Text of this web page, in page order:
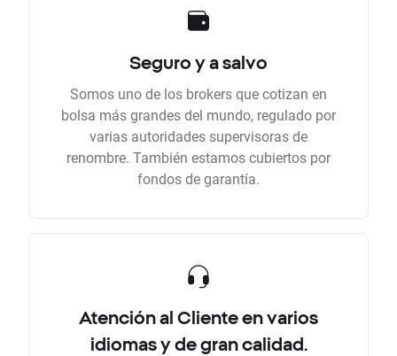
Seguro y a salvo
Somos uno de los brokers que cotizan en
bolsa más grandes del mundo, regulado por
varias autoridades supervisoras de
renombre. También estamos cubiertos por
fondos de garantía.
Atención al Cliente en varios
idiomas y de gran calidad.